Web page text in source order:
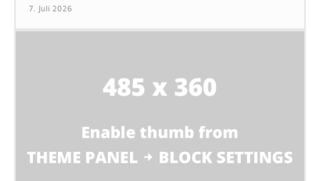
7. Juli 2026